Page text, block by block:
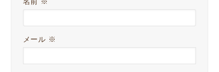
名前 ※
メール ※